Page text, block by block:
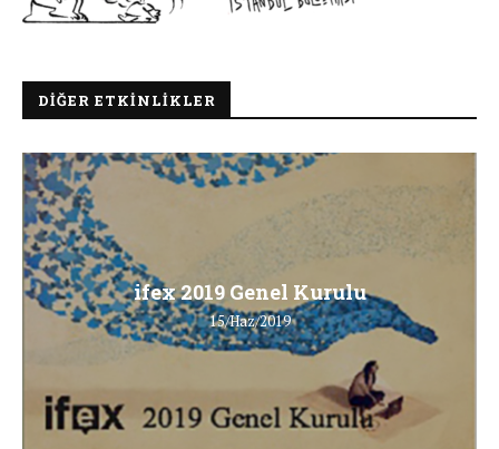
DIĞER ETKINLIKLER
ifex 2019 Genel Kurulu
15/Haz/2019